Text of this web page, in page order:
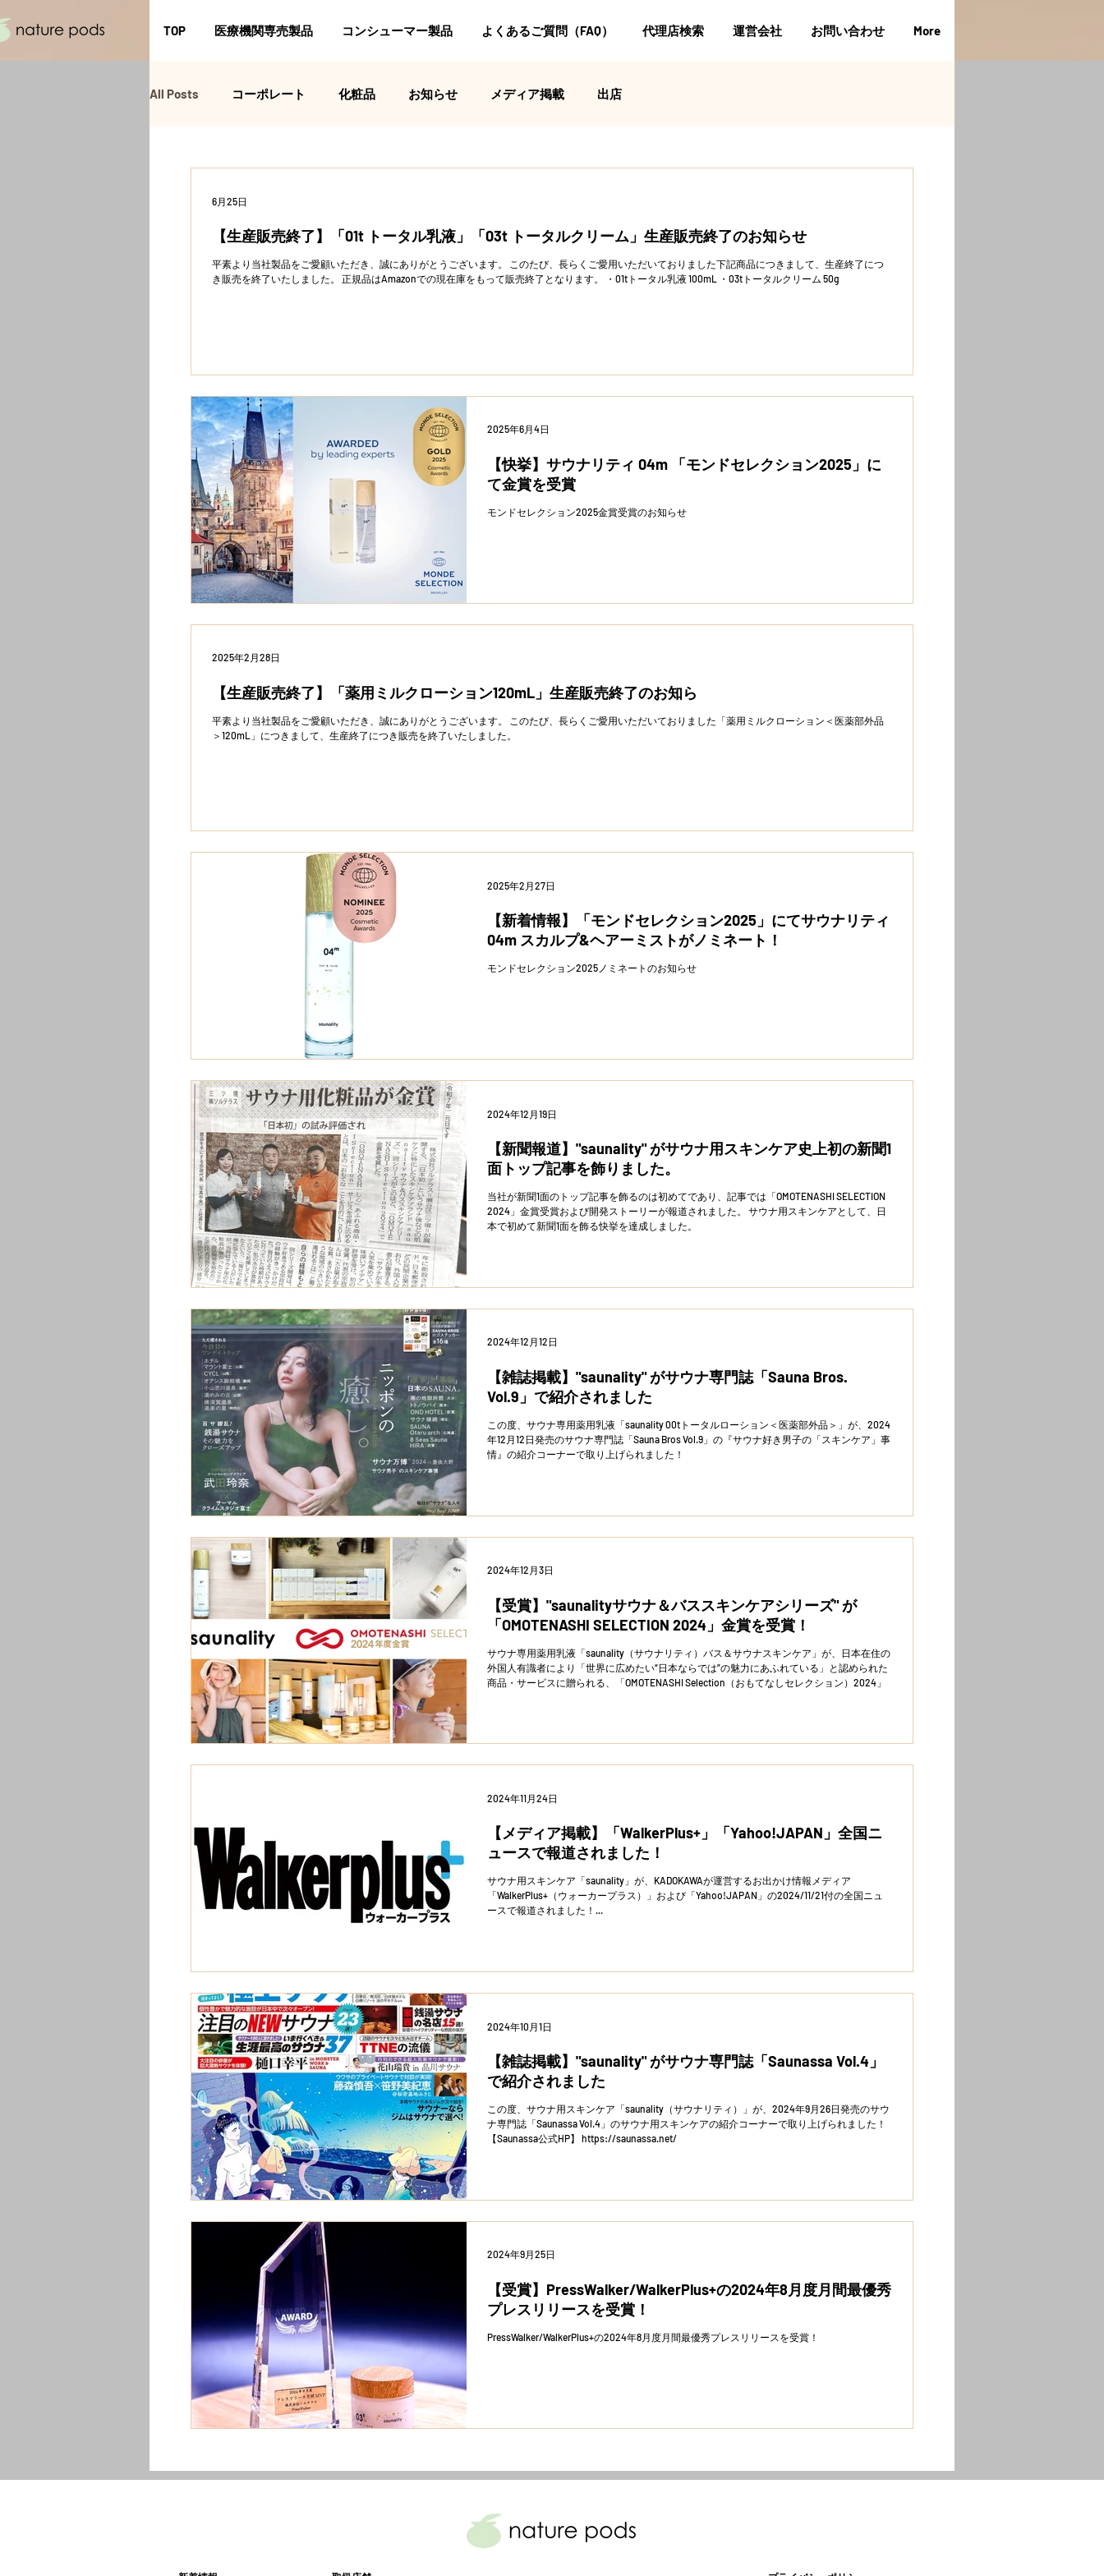
TOP 医療機関専売製品 コンシューマー製品 よくあるご質問（FAQ） 代理店検索 運営会社 お問い合わせ More
All Posts コーポレート 化粧品 お知らせ メディア掲載 出店
【生産販売終了】「01t トータル乳液」「03t トータルクリーム」生産販売終了のお知らせ
平素より当社製品をご愛顧いただき、誠にありがとうございます。 このたび、長らくご愛用いただいておりました下記商品につきまして、生産終了につ
き販売を終了いたしました。 正規品はAmazonでの現在庫をもって販売終了となります。 ・01tトータル乳液 100mL ・03tトータルクリーム 50g
6月25日
【快挙】サウナリティ 04m 「モンドセレクション2025」に
て金賞を受賞
モンドセレクション2025金賞受賞のお知らせ
2025年6月4日
【生産販売終了】「薬用ミルクローション120mL」生産販売終了のお知ら
平素より当社製品をご愛顧いただき、誠にありがとうございます。 このたび、長らくご愛用いただいておりました「薬用ミルクローション＜医薬部外品
＞120mL」につきまして、生産終了につき販売を終了いたしました。
2025年2月28日
【新着情報】「モンドセレクション2025」にてサウナリティ
04m スカルプ&ヘアーミストがノミネート！
モンドセレクション2025ノミネートのお知らせ
2025年2月27日
【新聞報道】"saunality" がサウナ用スキンケア史上初の新聞1
面トップ記事を飾りました。
当社が新聞1面のトップ記事を飾るのは初めてであり、記事では「OMOTENASHI SELECTION
2024」金賞受賞および開発ストーリーが報道されました。 サウナ用スキンケアとして、日
本で初めて新聞1面を飾る快挙を達成しました。
2024年12月19日
【雑誌掲載】"saunality" がサウナ専門誌「Sauna Bros.
Vol.9」で紹介されました
この度、サウナ専用薬用乳液「saunality 00tトータルローション＜医薬部外品＞」が、2024
年12月12日発売のサウナ専門誌「Sauna Bros Vol.9」の『サウナ好き男子の「スキンケア」事
情』の紹介コーナーで取り上げられました！
2024年12月12日
【受賞】"saunalityサウナ＆バススキンケアシリーズ" が
「OMOTENASHI SELECTION 2024」金賞を受賞！
サウナ専用薬用乳液「saunality（サウナリティ）バス＆サウナスキンケア」が、日本在住の
外国人有識者により「世界に広めたい“日本ならでは”の魅力にあふれている」と認められた
商品・サービスに贈られる、「OMOTENASHI Selection（おもてなしセレクション）2024」
2024年12月3日
【メディア掲載】「WalkerPlus+」「Yahoo!JAPAN」全国ニ
ュースで報道されました！
サウナ用スキンケア「saunality」が、KADOKAWAが運営するお出かけ情報メディア
「WalkerPlus+（ウォーカープラス）」および「Yahoo!JAPAN」の2024/11/21付の全国ニュ
ースで報道されました！...
2024年11月24日
【雑誌掲載】"saunality" がサウナ専門誌「Saunassa Vol.4」
で紹介されました
この度、サウナ用スキンケア「saunality（サウナリティ）」が、2024年9月26日発売のサウ
ナ専門誌「Saunassa Vol.4」のサウナ用スキンケアの紹介コーナーで取り上げられました！
【Saunassa公式HP】 https://saunassa.net/
2024年10月1日
【受賞】PressWalker/WalkerPlus+の2024年8月度月間最優秀
プレスリリースを受賞！
PressWalker/WalkerPlus+の2024年8月度月間最優秀プレスリリースを受賞！
2024年9月25日